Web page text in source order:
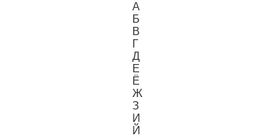
А
Б
В
Г
Д
Е
Ё
Ж
З
И
Й